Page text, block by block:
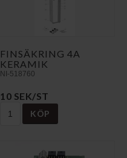
FINSÄKRING 4A
KERAMIK
NI-518760
10 SEK/ST
KÖP